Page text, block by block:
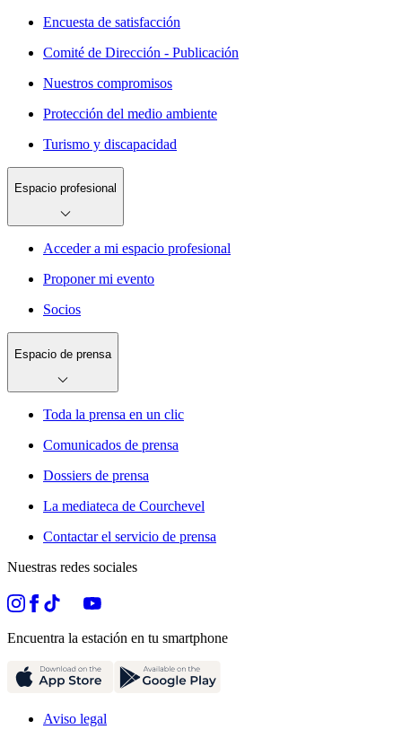
Encuesta de satisfacción
Comité de Dirección - Publicación
Nuestros compromisos
Protección del medio ambiente
Turismo y discapacidad
Espacio profesional
Acceder a mi espacio profesional
Proponer mi evento
Socios
Espacio de prensa
Toda la prensa en un clic
Comunicados de prensa
Dossiers de prensa
La mediateca de Courchevel
Contactar el servicio de prensa
Nuestras redes sociales
Encuentra la estación en tu smartphone
Aviso legal